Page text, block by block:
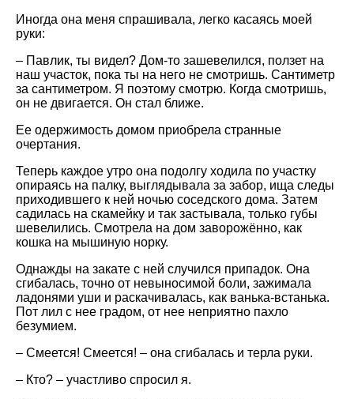
Иногда она меня спрашивала, легко касаясь моей
руки:
– Павлик, ты видел? Дом-то зашевелился, ползет на
наш участок, пока ты на него не смотришь. Сантиметр
за сантиметром. Я поэтому смотрю. Когда смотришь,
он не двигается. Он стал ближе.
Ее одержимость домом приобрела странные
очертания.
Теперь каждое утро она подолгу ходила по участку
опираясь на палку, выглядывала за забор, ища следы
приходившего к ней ночью соседского дома. Затем
садилась на скамейку и так застывала, только губы
шевелились. Смотрела на дом заворожённо, как
кошка на мышиную норку.
Однажды на закате с ней случился припадок. Она
сгибалась, точно от невыносимой боли, зажимала
ладонями уши и раскачивалась, как ванька-встанька.
Пот лил с нее градом, от нее неприятно пахло
безумием.
– Смеется! Смеется! – она сгибалась и терла руки.
– Кто? – участливо спросил я.